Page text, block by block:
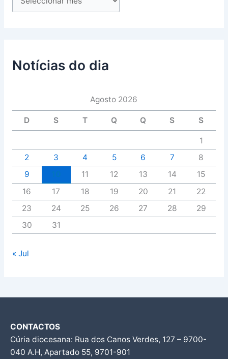
Notícias do dia
Agosto 2026
D S T Q Q S S
1
2
3 4 5 6 7
8
9
11 12 13 14
15
16
17 18 19 20 21
22
23
24 25 26 27 28
29
30
31
« Jul
CONTACTOS
Cúria diocesana: Rua dos Canos Verdes, 127 – 9700-
040 A.H, Apartado 55, 9701-901